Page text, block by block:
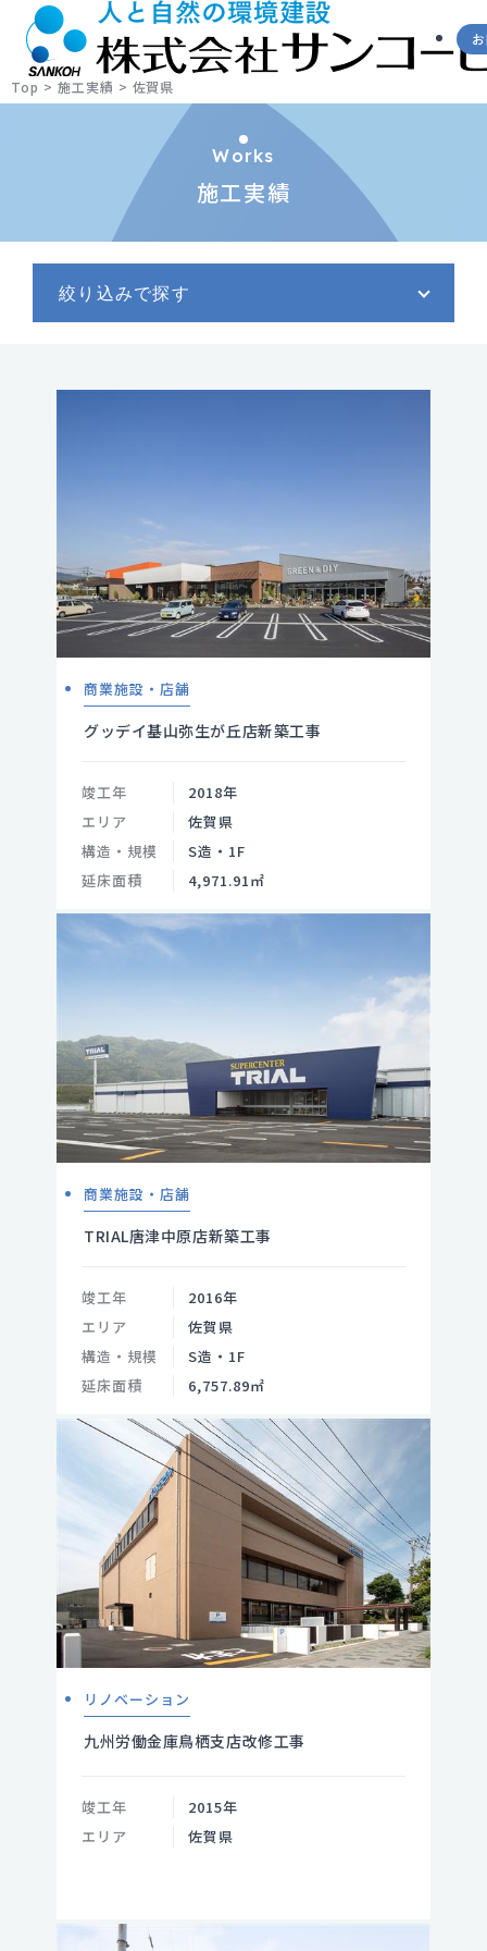
Top > 施工実績 > 佐賀県
Works
施工実績
絞り込みで探す
商業施設・店舗
グッデイ基山弥生が丘店新築工事
竣工年
2018年
エリア
佐賀県
構造・規模
S造・1F
延床面積
4,971.91㎡
商業施設・店舗
TRIAL唐津中原店新築工事
竣工年
2016年
エリア
佐賀県
構造・規模
S造・1F
延床面積
6,757.89㎡
リノベーション
九州労働金庫鳥栖支店改修工事
竣工年
2015年
エリア
佐賀県